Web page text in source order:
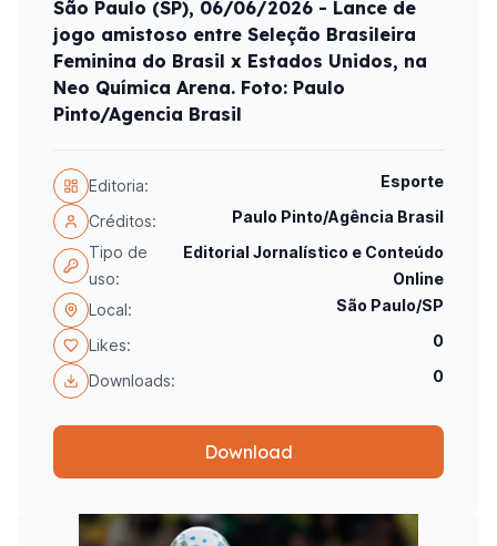
São Paulo (SP), 06/06/2026 - Lance de
jogo amistoso entre Seleção Brasileira
Feminina do Brasil x Estados Unidos, na
Neo Química Arena. Foto: Paulo
Pinto/Agencia Brasil
Editoria: Esporte
Créditos:
Paulo Pinto/Agência Brasil
Tipo de
uso:
Editorial Jornalístico e Conteúdo
Online
Local:
São Paulo/SP
Likes: 0
Downloads: 0
Download